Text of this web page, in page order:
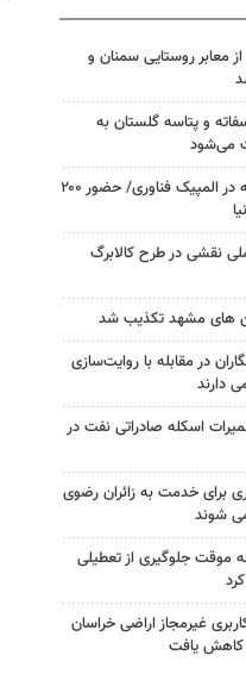
از معابر روستایی سمنان و
و پتاسه گلستان به
می‌شود
رقابت ۴۷۰۰ نخبه در المپیک فناوری/ حضور ۲۰۰
نقشی در طرح کالابرگ
های مشهد تکذیب شد
در مقابله با روایت‌سازی
دارند
اسکله صادراتی نفت در
برای خدمت به زائران رضوی
شوند
موقت جلوگیری از تعطیلی
غیرمجاز اراضی خراسان